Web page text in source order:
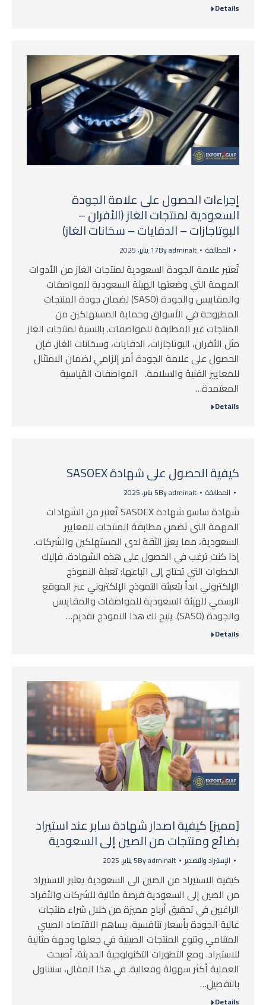
Details
إجراءات الحصول على علامة الجودة
السعودية لمنتجات الغاز (الأفران –
البوتاجازات – الدفايات – سخانات الغاز)
المطابقة Byadminalt 17 يناير، 2025
تُعتبر علامة الجودة السعودية لمنتجات الغاز من الأدوات
المهمة التي وضعتها الهيئة السعودية للمواصفات
والمقاييس والجودة (SASO) لضمان جودة المنتجات
المطروحة في الأسواق وحماية المستهلكين من
المنتجات غير المطابقة للمواصفات. بالنسبة لمنتجات الغاز
مثل الأفران، البوتاجازات، الدفايات، وسخانات الغاز، فإن
الحصول على علامة الجودة أمر إلزامي لضمان الامتثال
للمعايير الفنية والسلامة. المواصفات القياسية
المعتمدة…
Details
كيفية الحصول على شهادة SASOEX
المطابقة Byadminalt 5 يناير، 2025
شهادة ساسو شهادة SASOEX تُعتبر من الشهادات
المهمة التي تضمن مطابقة المنتجات للمعايير
السعودية، مما يعزز الثقة لدى المستهلكين والشركات.
إذا كنت ترغب في الحصول على هذه الشهادة، فإليك
الخطوات التي تحتاج إلى اتباعها: تعبئة النموذج
الإلكتروني ابدأ بتعبئة النموذج الإلكتروني عبر الموقع
الرسمي للهيئة السعودية للمواصفات والمقاييس
والجودة (SASO). يتيح لك هذا النموذج تقديم…
Details
[مميز] كيفية اصدار شهادة سابر عند استيراد
بضائع ومنتجات من الصين إلى السعودية
الإستيراد والتصدير Byadminalt 5 يناير، 2025
كيفية الاستيراد من الصين الى السعودية يعتبر الاستيراد
من الصين إلى السعودية فرصة مثالية للشركات والأفراد
الراغبين في تحقيق أرباح مميزة من خلال شراء منتجات
عالية الجودة بأسعار تنافسية. يساهم الاقتصاد الصيني
المتنامي وتنوع المنتجات الصينية في جعلها وجهة مثالية
للاستيراد. ومع التطورات التكنولوجية الحديثة، أصبحت
العملية أكثر سهولة وفعالية. في هذا المقال، سنتناول
بالتفصيل…
Details